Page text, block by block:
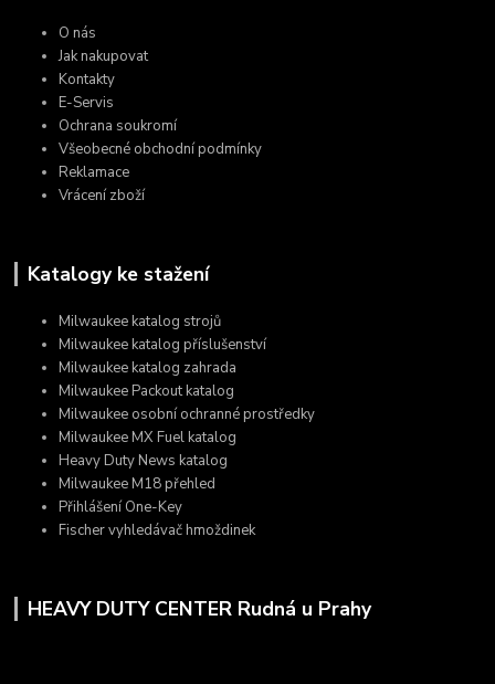
O nás
Jak nakupovat
Kontakty
E-Servis
Ochrana soukromí
Všeobecné obchodní podmínky
Reklamace
Vrácení zboží
Katalogy ke stažení
Milwaukee katalog strojů
Milwaukee katalog příslušenství
Milwaukee katalog zahrada
Milwaukee Packout katalog
Milwaukee osobní ochranné prostředky
Milwaukee MX Fuel katalog
Heavy Duty News katalog
Milwaukee M18 přehled
Přihlášení One-Key
Fischer vyhledávač hmoždinek
HEAVY DUTY CENTER Rudná u Prahy